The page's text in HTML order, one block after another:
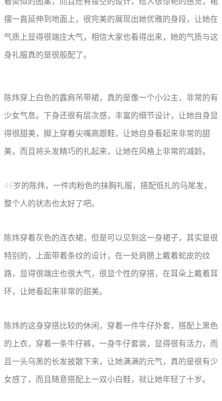
摆一直延伸到地面上，很完美的展现出她优雅的身段，让她在
气质上显得很端庄大气，相信大家也看得出来，她的气质与这
身礼服真的是很般配了。
陈炜穿上白色的露肩吊带裙，真的是像一个小公主，非常的有
少女气息。下身还很有层次感，丰富的细节设计，让她自身显
得很甜美，脚上穿着尖嘴高跟鞋，让她自身看起来非常的甜
美，而且将头发精巧的扎起来，让她在风格上非常的减龄。
46岁的陈炜，一件肉粉色的抹胸礼服，搭配低扎的马尾发，
整个人的状态也太好了吧。
陈炜穿着灰色的连衣裙，但是可以见到这一身裙子，其实是很
特别的，上面带着条纹的设计，在一处肩膀上戴着蛇皮的纹
路，显得很端庄也很大气，很显个性的穿搭，在耳朵上戴着耳
环，让她看起来非常的甜美。
陈炜的这身穿搭比较的休闲，穿着一件牛仔外套，搭配上黑色
的上衣，穿着一条牛仔裤，一身牛仔套装，显得很有活力，而
且一头乌黑的长发披散下来，让她满满的元气，真的是很有少
女感了，而且随意搭配上一双小白鞋，就让她年轻了十岁。